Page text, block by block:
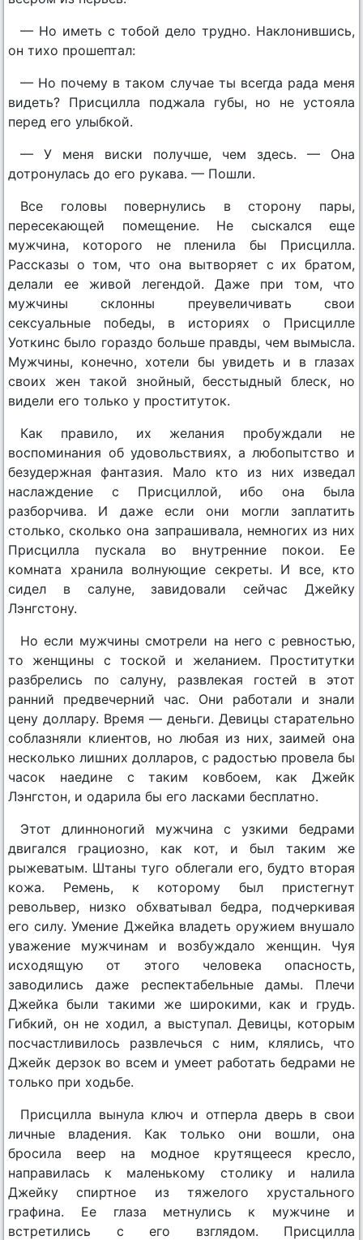
— Но иметь с тобой дело трудно. Наклонившись,
он тихо прошептал:
— Но почему в таком случае ты всегда рада меня
видеть? Присцилла поджала губы, но не устояла
перед его улыбкой.
— У меня виски получше, чем здесь. — Она
дотронулась до его рукава. — Пошли.
Все головы повернулись в сторону пары,
пересекающей помещение. Не сыскался еще
мужчина, которого не пленила бы Присцилла.
Рассказы о том, что она вытворяет с их братом,
делали ее живой легендой. Даже при том, что
мужчины склонны преувеличивать свои
сексуальные победы, в историях о Присцилле
Уоткинс было гораздо больше правды, чем вымысла.
Мужчины, конечно, хотели бы увидеть и в глазах
своих жен такой знойный, бесстыдный блеск, но
видели его только у проституток.
Как правило, их желания пробуждали не
воспоминания об удовольствиях, а любопытство и
безудержная фантазия. Мало кто из них изведал
наслаждение с Присциллой, ибо она была
разборчива. И даже если они могли заплатить
столько, сколько она запрашивала, немногих из них
Присцилла пускала во внутренние покои. Ее
комната хранила волнующие секреты. И все, кто
сидел в салуне, завидовали сейчас Джейку
Лэнгстону.
Но если мужчины смотрели на него с ревностью,
то женщины с тоской и желанием. Проститутки
разбрелись по салуну, развлекая гостей в этот
ранний предвечерний час. Они работали и знали
цену доллару. Время — деньги. Девицы старательно
соблазняли клиентов, но любая из них, заимей она
несколько лишних долларов, с радостью провела бы
часок наедине с таким ковбоем, как Джейк
Лэнгстон, и одарила бы его ласками бесплатно.
Этот длинноногий мужчина с узкими бедрами
двигался грациозно, как кот, и был таким же
рыжеватым. Штаны туго облегали его, будто вторая
кожа. Ремень, к которому был пристегнут
револьвер, низко обхватывал бедра, подчеркивая
его силу. Умение Джейка владеть оружием внушало
уважение мужчинам и возбуждало женщин. Чуя
исходящую от этого человека опасность,
заводились даже респектабельные дамы. Плечи
Джейка были такими же широкими, как и грудь.
Гибкий, он не ходил, а выступал. Девицы, которым
посчастливилось развлечься с ним, клялись, что
Джейк дерзок во всем и умеет работать бедрами не
только при ходьбе.
Присцилла вынула ключ и отперла дверь в свои
личные владения. Как только они вошли, она
бросила веер на модное крутящееся кресло,
направилась к маленькому столику и налила
Джейку спиртное из тяжелого хрустального
графина. Ее глаза метнулись к мужчине и
встретились с его взглядом. Присцилла